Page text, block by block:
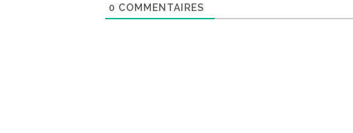
0 COMMENTAIRES